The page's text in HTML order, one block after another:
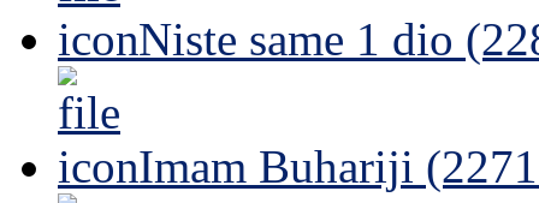
Niste same 1 dio
Imam Buhariji